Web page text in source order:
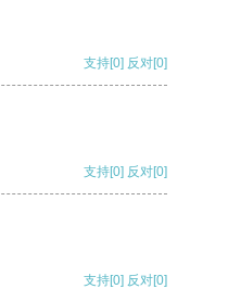
支持[0] 反对[0]
支持[0] 反对[0]
支持[0] 反对[0]